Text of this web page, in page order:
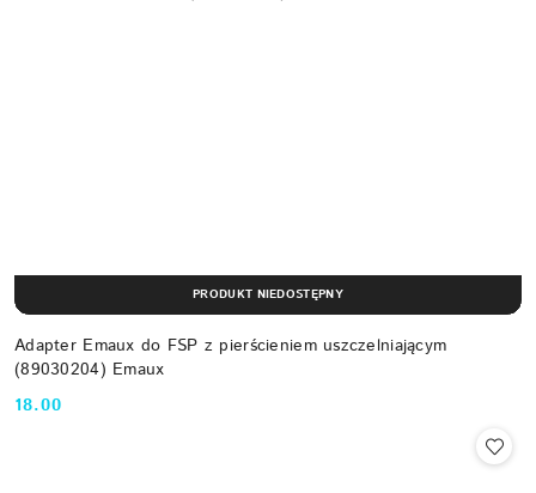
Adapter Emaux do FSP z pierścieniem uszczelniającym
(89030204) Emaux
Cena:
18.00
PRODUKT NIEDOSTĘPNY